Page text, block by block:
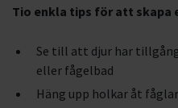
Tio enkla tips för att skapa
Se till att djur har
eller fågelbad
Häng upp holkar åt